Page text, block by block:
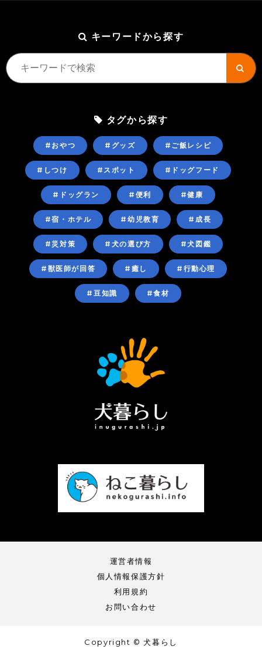
キーワードから探す
タグから探す
#おやつ #グッズ #ご飯レシピ
#しつけ #スポット #ドッグフード
#ドッグラン #便利 #健康
#宿・ホテル #幼児教育 #成長
#災対策 #犬の選び方 #犬図鑑
#獣医師が回答 #癒し #行動心理
#豆知識 #食材
運営者情報
個人情報保護方針
利用規約
お問い合わせ
Copyright © 犬暮らし